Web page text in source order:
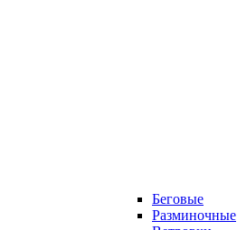
Беговые
Разминочные